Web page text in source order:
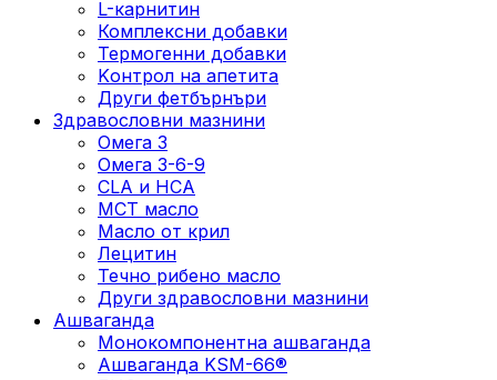
L-карнитин
Комплексни добавки
Термогенни добавки
Kонтрол на апетита
Други фетбърнъри
Здравословни мазнини
Омега 3
Омега 3-6-9
CLA и HCA
МСТ масло
Масло от крил
Лецитин
Течно рибено масло
Други здравословни мазнини
Ашваганда
Монокомпонентна ашваганда
Ашваганда KSM-66®